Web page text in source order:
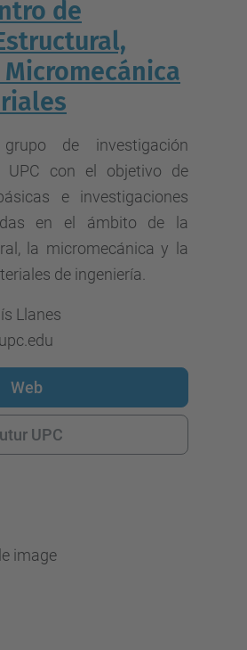
de
de investigación
UPC con el objetivo de
e investigaciones
en el ámbito de la
la micromecánica y la
de ingeniería.
Llanes
Web
UPC